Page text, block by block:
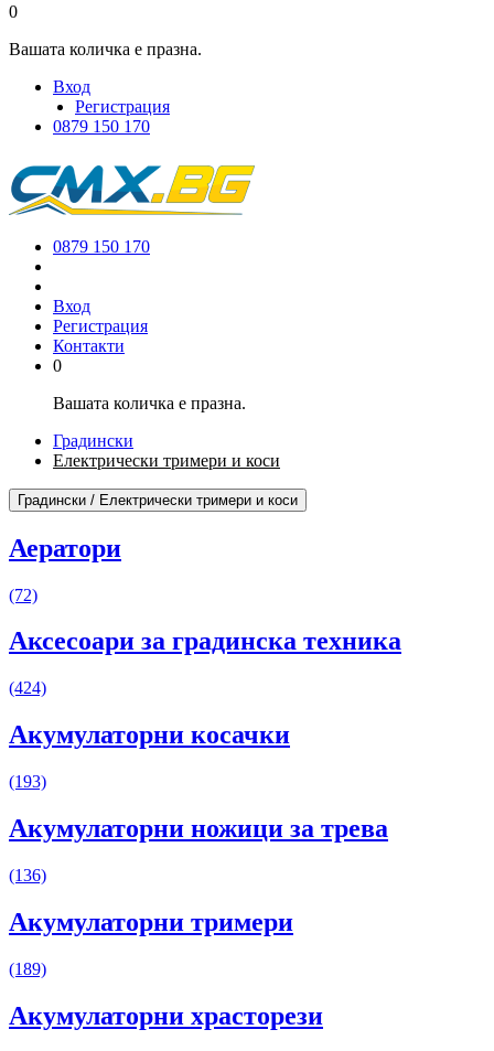
0
Вашата количка е празна.
Вход
Регистрация
0879 150 170
0879 150 170
Вход
Регистрация
Контакти
0
Вашата количка е празна.
Градински
Електрически тримери и коси
Градински / Електрически тримери и коси
Аератори
(72)
Аксесоари за градинска техника
(424)
Акумулаторни косачки
(193)
Акумулаторни ножици за трева
(136)
Акумулаторни тримери
(189)
Акумулаторни храсторези